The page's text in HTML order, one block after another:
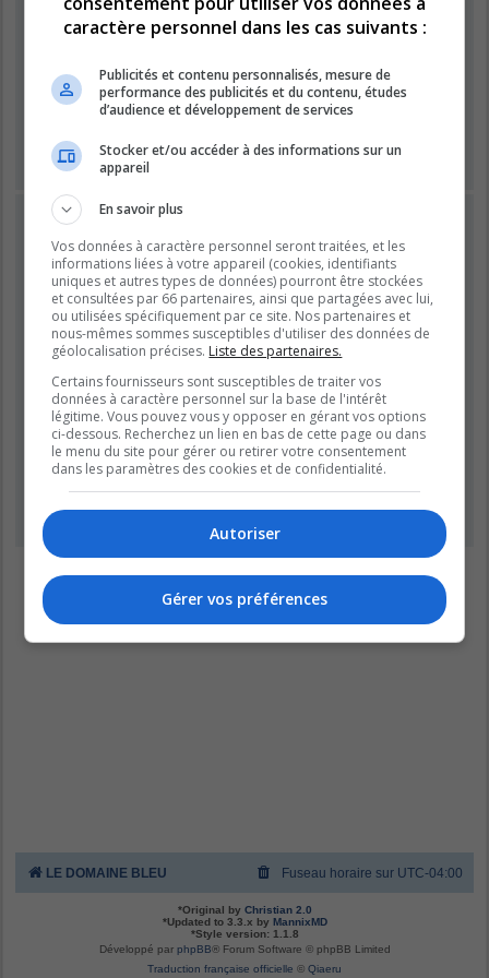
Mot de passe :
Se souvenir de moi
Masquer ma présence lors de cette session
INSCRIPTION
Vous devez être inscrit avant de pouvoir vous connecter.
L’inscription est rapide et vous offre de nombreux avantages.
Les administrateurs du forum peuvent accorder des
fonctionnalités supplémentaires aux utilisateurs inscrits. Avant
de vous inscrire, assurez-vous d’avoir pris connaissance de
nos conditions d’utilisation et de notre politique de
confidentialité. Veuillez également prendre le temps de
consulter attentivement toutes les règles du forum lors de votre
navigation.
Conditions d’utilisation | Politique de confidentialité
Inscription
LE DOMAINE BLEU Fuseau horaire sur UTC-04:00
*Original by Christian 2.0
*Updated to 3.3.x by MannixMD
*Style version: 1.1.8
Développé par phpBB® Forum Software © phpBB Limited
Traduction française officielle © Qiaeru
caractère personnel dans les cas suivants :
Publicités et contenu personnalisés, mesure de
performance des publicités et du contenu, études
d’audience et développement de services
Stocker et/ou accéder à des informations sur un
appareil
En savoir plus
Vos données à caractère personnel seront traitées, et les
informations liées à votre appareil (cookies, identifiants
uniques et autres types de données) pourront être stockées
et consultées par 66 partenaires, ainsi que partagées avec lui,
ou utilisées spécifiquement par ce site. Nos partenaires et
nous-mêmes sommes susceptibles d'utiliser des données de
géolocalisation précises. Liste des partenaires.
Certains fournisseurs sont susceptibles de traiter vos
données à caractère personnel sur la base de l'intérêt
légitime. Vous pouvez vous y opposer en gérant vos options
ci-dessous. Recherchez un lien en bas de cette page ou dans
le menu du site pour gérer ou retirer votre consentement
dans les paramètres des cookies et de confidentialité.
Autoriser
Gérer vos préférences